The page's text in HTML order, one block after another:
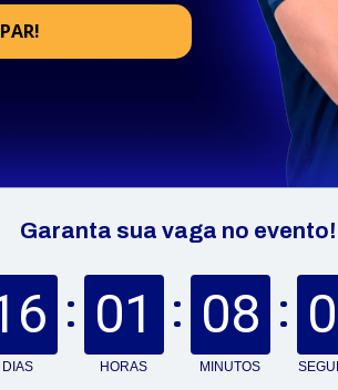
Garanta sua vaga no evento!
DIAS HORAS MINUTOS
01 08